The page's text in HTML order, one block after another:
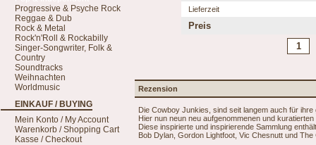
Progressive & Psyche Rock
Reggae & Dub
Rock & Metal
Rock'n'Roll & Rockabilly
Singer-Songwriter, Folk &
Country
Soundtracks
Weihnachten
Worldmusic
EINKAUF / BUYING
Mein Konto / My Account
Warenkorb / Shopping Cart
Kasse / Checkout
Lieferzeit
Preis
Rezension
Die Cowboy Junkies, sind seit langem auch für
Hier nun neun neu aufgenommenen und
Diese inspirierte und inspirierende Sammlung
Bob Dylan, Gordon Lightfoot, Vic Chesnutt und The